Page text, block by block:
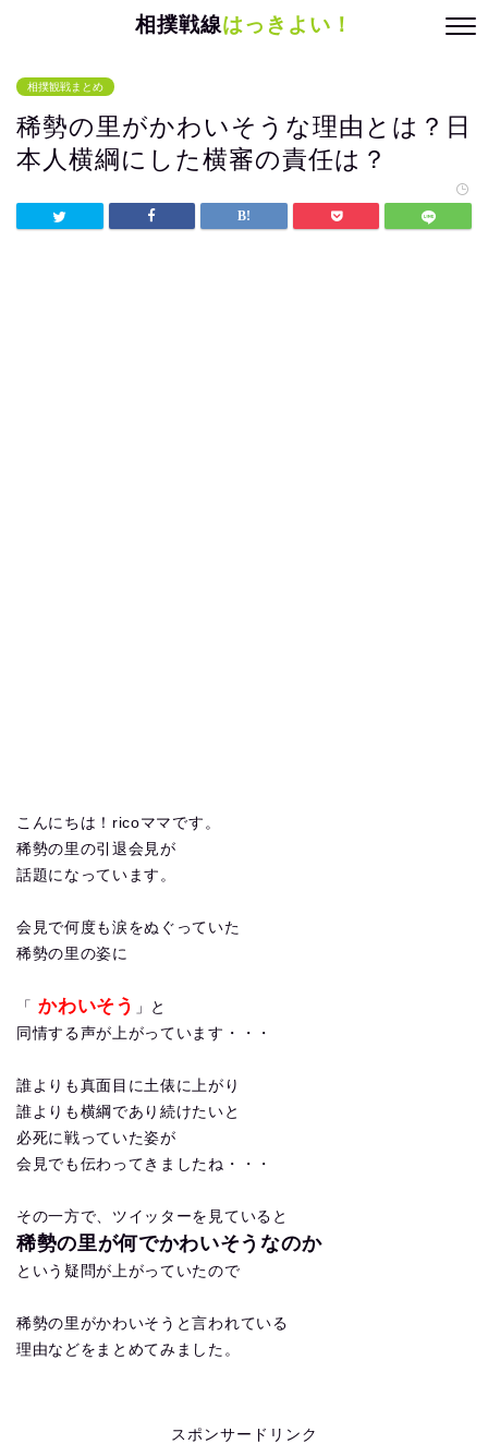
相撲戦線はっきよい！
相撲観戦まとめ
稀勢の里がかわいそうな理由とは？日
本人横綱にした横審の責任は？
こんにちは！ricoママです。
稀勢の里の引退会見が
話題になっています。
会見で何度も涙をぬぐっていた
稀勢の里の姿に
「 かわいそう 」と
同情する声が上がっています・・・
誰よりも真面目に土俵に上がり
誰よりも横綱であり続けたいと
必死に戦っていた姿が
会見でも伝わってきましたね・・・
その一方で、ツイッターを見ていると
稀勢の里が何でかわいそうなのか
という疑問が上がっていたので
稀勢の里がかわいそうと言われている
理由などをまとめてみました。
スポンサードリンク